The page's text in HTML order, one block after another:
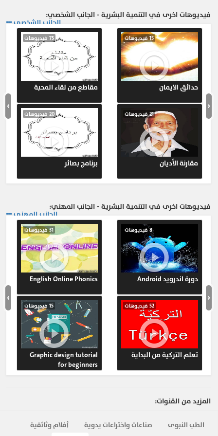
المزيد ...
فيديوهات اخرى في التنمية البشرية - الجانب الشخصي:
الجانب الشخصي
حدائق الايمان
15 فيديوهات
مقاطع من لقاء المحبة
75 فيديوهات
مقارنة الأديان
21 فيديوهات
برنامج بصائر
20 فيديوهات ‹
›
فيديوهات اخرى في التنمية البشرية - الجانب المهني:
الجانب المهني
دورة اندرويد Android
8 فيديوهات
English Online Phonics
31 فيديوهات
تعلم التركية من البداية
52 فيديوهات
Graphic design tutorial
for beginners
15 فيديوهات ‹
›
المزيد من القنوات:
الطب النبوى صناعات واختراعات يدوية أفلام وثائقية